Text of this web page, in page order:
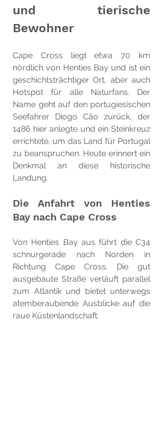
und tierische
Bewohner
Cape Cross liegt etwa 70 km
nördlich von Henties Bay und ist ein
geschichtsträchtiger Ort, aber auch
Hotspot für alle Naturfans. Der
Name geht auf den portugiesischen
Seefahrer Diogo Cão zurück, der
1486 hier anlegte und ein Steinkreuz
errichtete, um das Land für Portugal
zu beanspruchen. Heute erinnert ein
Denkmal an diese historische
Landung.
Die Anfahrt von Henties
Bay nach Cape Cross
Von Henties Bay aus führt die C34
schnurgerade nach Norden in
Richtung Cape Cross. Die gut
ausgebaute Straße verläuft parallel
zum Atlantik und bietet unterwegs
atemberaubende Ausblicke auf die
raue Küstenlandschaft.